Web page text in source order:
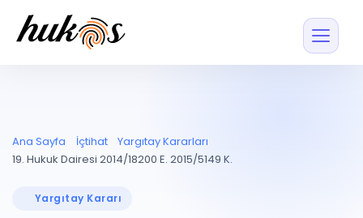
Entegrasyonu
UYAP ile otomatik
UYAP Evrak
Entegrasyonu
Blog
Ana Sayfa İçtihat
Yargıtay Kararları
19. Hukuk Dairesi 2014/18200 E. 2015/5149 K.
Yargıtay Kararı